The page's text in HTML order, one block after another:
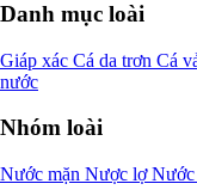
Danh mục loài
Giáp xác Cá da trơn Cá
nước
Nhóm loài
Nước mặn Nược lợ